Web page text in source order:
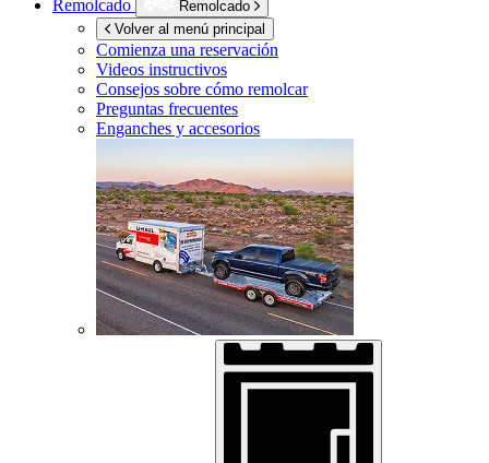
Remolcado
Remolcado
Volver al menú principal
Comienza una reservación
Videos instructivos
Consejos sobre cómo remolcar
Preguntas frecuentes
Enganches y accesorios